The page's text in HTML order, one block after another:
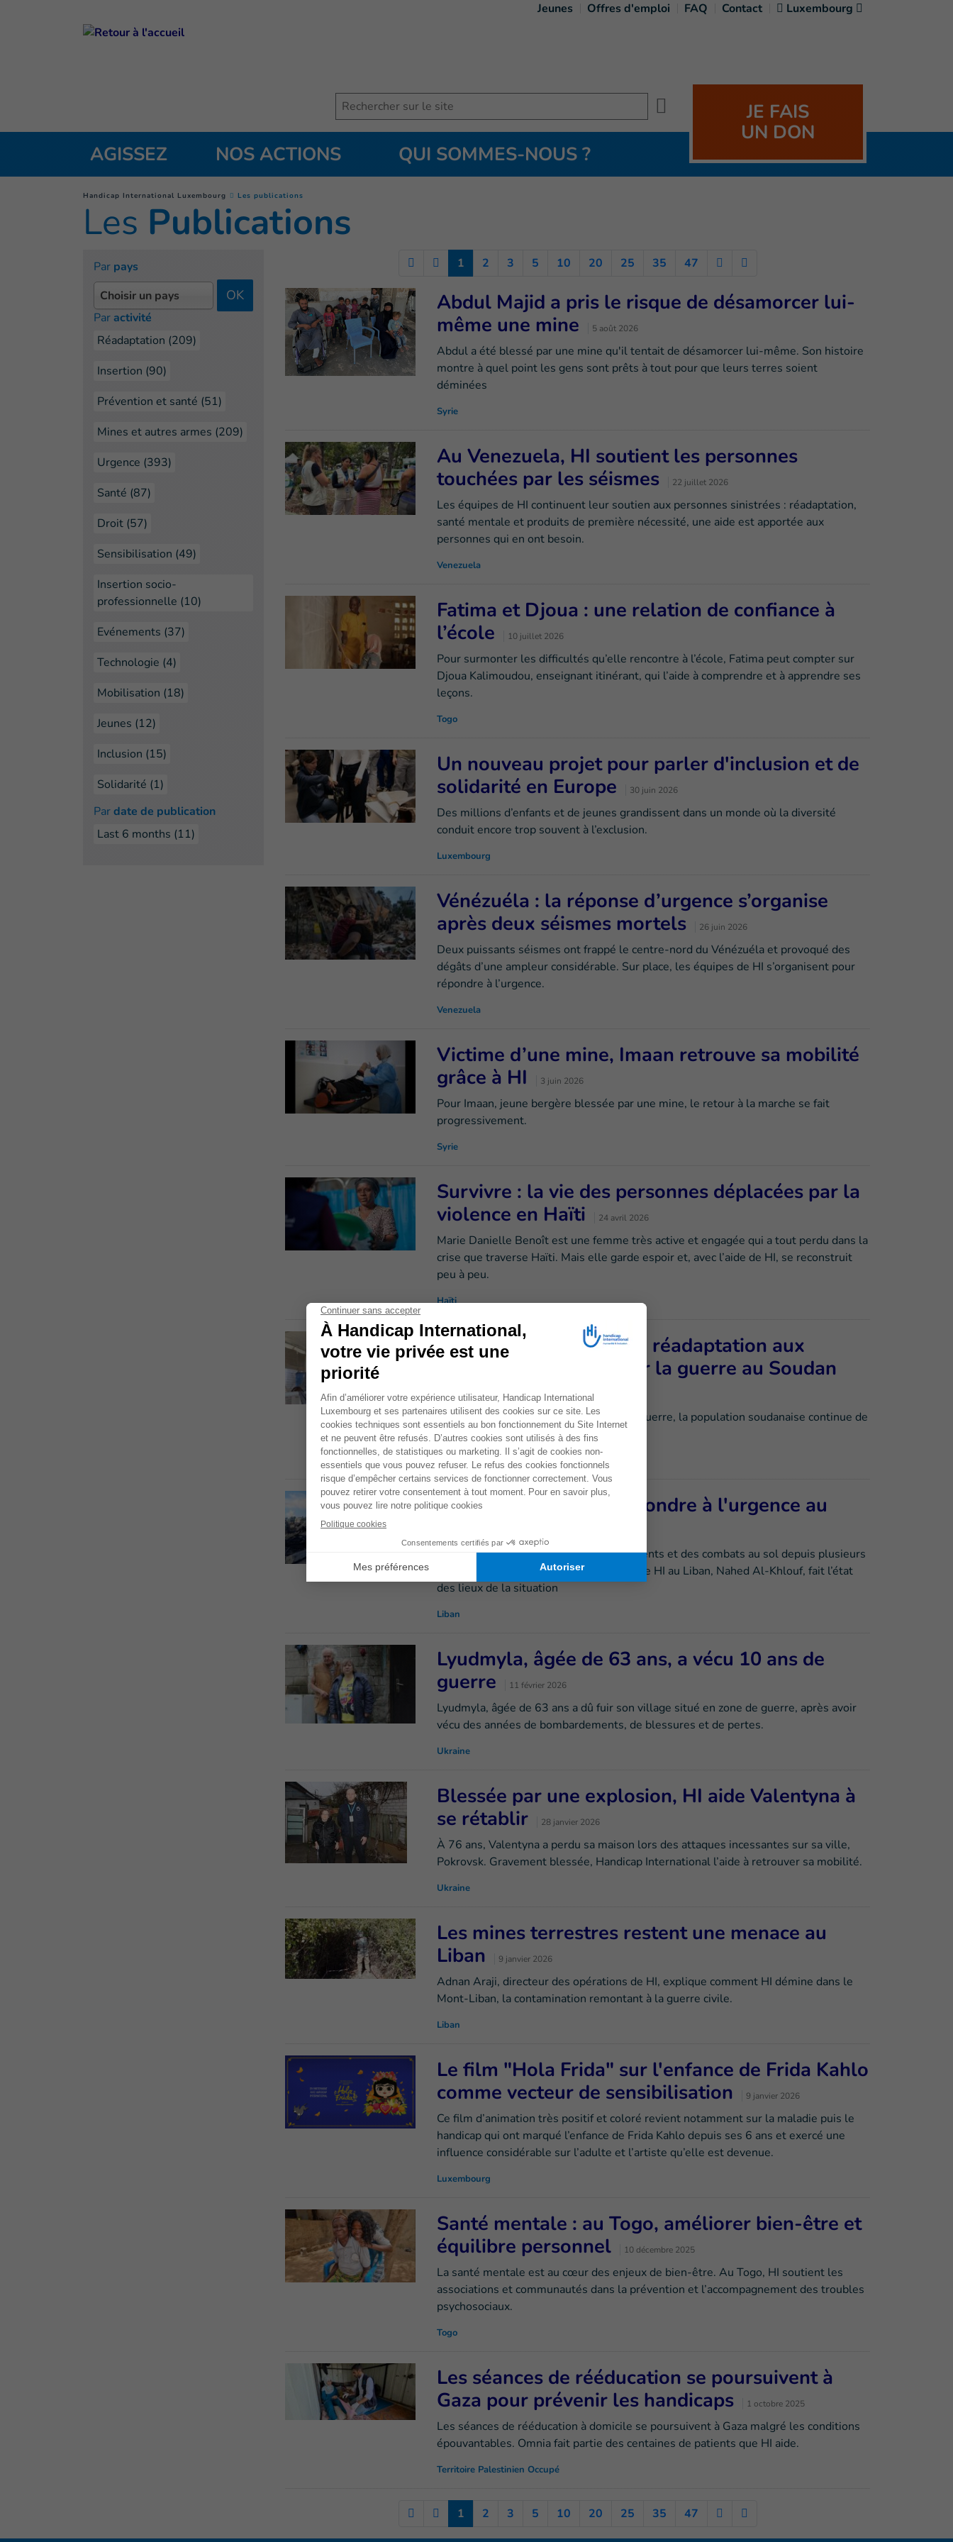
Jeunes Offres d'emploi FAQ Contact Luxembourg
Search
JE FAIS
UN DON
AGISSEZ
NOS ACTIONS QUI SOMMES-NOUS ?
You are here :
Handicap International Luxembourg Les publications
Les Publications
Par pays
Choisir un pays
OK
Paractivité
Réadaptation (209)
Insertion (90)
Prévention et santé (51)
Mines et autres armes (209)
Urgence (393)
Santé (87)
Droit (57)
Sensibilisation (49)
Insertion socio-
professionnelle (10)
Evénements (37)
Technologie (4)
Mobilisation (18)
Jeunes (12)
Inclusion (15)
Solidarité (1)
Pardate de publication
Last 6 months (11)
1(Current)
2 3 5 10 20 25 35 47
Abdul Majid a pris le risque de désamorcer lui-
même une mine
5 août 2026
Abdul a été blessé par une mine qu'il tentait de désamorcer lui-même. Son histoire
montre à quel point les gens sont prêts à tout pour que leurs terres soient
déminées
Syrie
Au Venezuela, HI soutient les personnes
touchées par les séismes
22 juillet 2026
Les équipes de HI continuent leur soutien aux personnes sinistrées : réadaptation,
santé mentale et produits de première nécessité, une aide est apportée aux
personnes qui en ont besoin.
Venezuela
Fatima et Djoua : une relation de confiance à
l’école
10 juillet 2026
Pour surmonter les difficultés qu’elle rencontre à l’école, Fatima peut compter sur
Djoua Kalimoudou, enseignant itinérant, qui l’aide à comprendre et à apprendre ses
leçons.
Togo
Un nouveau projet pour parler d'inclusion et de
solidarité en Europe
30 juin 2026
Des millions d’enfants et de jeunes grandissent dans un monde où la diversité
conduit encore trop souvent à l’exclusion.
Luxembourg
Vénézuéla : la réponse d’urgence s’organise
après deux séismes mortels
26 juin 2026
Deux puissants séismes ont frappé le centre-nord du Vénézuéla et provoqué des
dégâts d’une ampleur considérable. Sur place, les équipes de HI s’organisent pour
répondre à l’urgence.
Venezuela
Victime d’une mine, Imaan retrouve sa mobilité
grâce à HI
3 juin 2026
Pour Imaan, jeune bergère blessée par une mine, le retour à la marche se fait
progressivement.
Syrie
Survivre : la vie des personnes déplacées par la
violence en Haïti
24 avril 2026
Marie Danielle Benoît est une femme très active et engagée qui a tout perdu dans la
crise que traverse Haïti. Mais elle garde espoir et, avec l’aide de HI, se reconstruit
peu à peu.
Haïti
HI apporte des soins de réadaptation aux
personnes touchées par la guerre au Soudan
8 avril 2026
Trois ans après le déclenchement de la guerre, la population soudanaise continue de
subir une violence extrême.
Soudan
HI se mobilise pour répondre à l'urgence au
Le Liban est touché par des bombardements et des combats au sol depuis plusieurs
jours. HI se prépare à agir. La directrice de HI au Liban, Nahed Al-Khlouf, fait l’état
des lieux de la situation
Liban
Lyudmyla, âgée de 63 ans, a vécu 10 ans de
guerre
11 février 2026
Lyudmyla, âgée de 63 ans a dû fuir son village situé en zone de guerre, après avoir
vécu des années de bombardements, de blessures et de pertes.
Ukraine
Blessée par une explosion, HI aide Valentyna à
se rétablir
28 janvier 2026
À 76 ans, Valentyna a perdu sa maison lors des attaques incessantes sur sa ville,
Pokrovsk. Gravement blessée, Handicap International l’aide à retrouver sa mobilité.
Ukraine
Les mines terrestres restent une menace au
Liban
9 janvier 2026
Adnan Araji, directeur des opérations de HI, explique comment HI démine dans le
Mont-Liban, la contamination remontant à la guerre civile.
Liban
Le film "Hola Frida" sur l'enfance de Frida Kahlo
comme vecteur de sensibilisation
9 janvier 2026
Ce film d’animation très positif et coloré revient notamment sur la maladie puis le
handicap qui ont marqué l’enfance de Frida Kahlo depuis ses 6 ans et exercé une
influence considérable sur l’adulte et l’artiste qu’elle est devenue.
Luxembourg
Santé mentale : au Togo, améliorer bien-être et
équilibre personnel
10 décembre 2025
La santé mentale est au cœur des enjeux de bien-être. Au Togo, HI soutient les
associations et communautés dans la prévention et l’accompagnement des troubles
psychosociaux.
Togo
Les séances de rééducation se poursuivent à
Gaza pour prévenir les handicaps
1 octobre 2025
Les séances de rééducation à domicile se poursuivent à Gaza malgré les conditions
épouvantables. Omnia fait partie des centaines de patients que HI aide.
Territoire Palestinien Occupé
1(Current)
2 3 5 10 20 25 35 47